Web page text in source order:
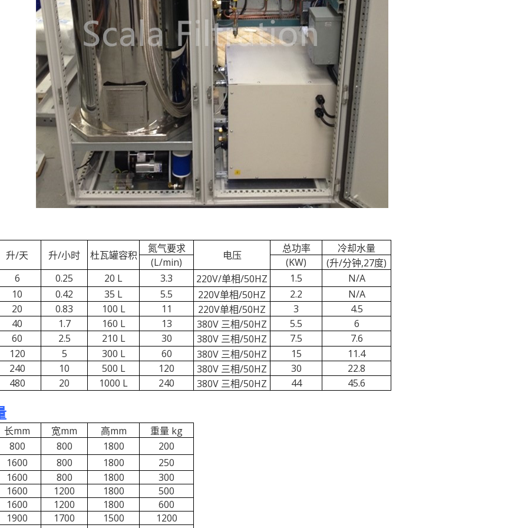
升/天 升/小时 杜瓦罐容积
氮气要求
电压
总功率
冷却水量
(L/min)
(KW) (升/分钟,27度)
6 0.25 20 L 3.3 220V/单相/50HZ 1.5
N/A
10 0.42 35 L 5.5 220V单相/50HZ 2.2
N/A
20 0.83 100 L 11 220V单相/50HZ 3
4.5
40 1.7 160 L 13 380V 三相/50HZ 5.5
6
60 2.5 210 L 30 380V 三相/50HZ 7.5
7.6
120 5 300 L 60 380V 三相/50HZ 15
11.4
240 10 500 L 120 380V 三相/50HZ 30
22.8
480 20 1000 L 240 380V 三相/50HZ 44 45.6
长mm 宽mm 高mm
重量 kg
800 800 1800
200
1600 800 1800
250
1600 800 1800
300
1600 1200 1800
500
1600 1200 1800
600
1900 1700 1500
1200